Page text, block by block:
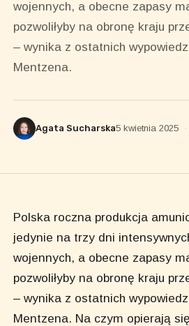
wojennych, a obecne zapasy
pozwoliłyby na obronę kraju
– wynika z ostatnich
Mentzena.
Agata Sucharska5 kwietnia 2025 ·
Polska roczna produkcja
jedynie na trzy dni
wojennych, a obecne zapasy
pozwoliłyby na obronę kraju
– wynika z ostatnich
Mentzena. Na czym opierają